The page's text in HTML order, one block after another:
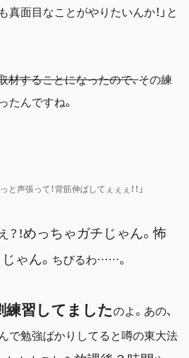
面目なことがやりたいんか！ 」と
材することになったので、その練
たんですね。
声張って！背筋伸ばしてぇぇぇ！！」
！めっちゃガチじゃん。怖
ゃん。 ちびるわ……。
習してましたのよ。あの、
で勉強ばかりしてると噂の東大法